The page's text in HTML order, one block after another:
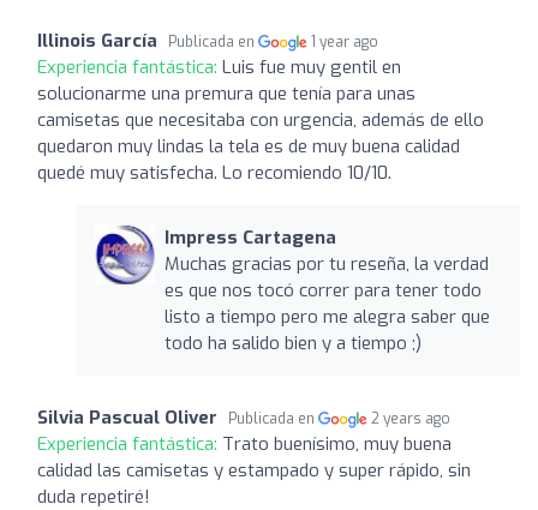
Illinois García Publicada en 1 year ago
Experiencia fantástica: Luis fue muy gentil en
solucionarme una premura que tenía para unas
camisetas que necesitaba con urgencia, además de ello
quedaron muy lindas la tela es de muy buena calidad
quedé muy satisfecha. Lo recomiendo 10/10.
Impress Cartagena
Muchas gracias por tu reseña, la verdad
es que nos tocó correr para tener todo
listo a tiempo pero me alegra saber que
todo ha salido bien y a tiempo ;)
Silvia Pascual Oliver Publicada en 2 years ago
Experiencia fantástica: Trato buenísimo, muy buena
calidad las camisetas y estampado y super rápido, sin
duda repetiré!